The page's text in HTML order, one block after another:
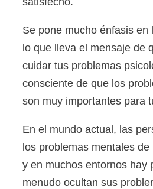
Se pone mucho énfasis en
lo que lleva el mensaje de
cuidar tus problemas
consciente de que los
son muy importantes para
En el mundo actual, las
los problemas mentales
y en muchos entornos hay
menudo ocultan sus